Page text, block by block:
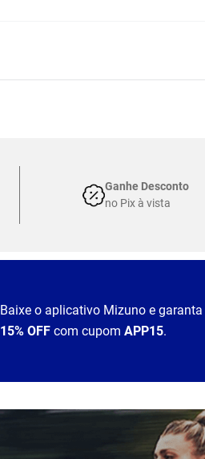
Ganhe Desconto
no Pix à vista
Baixe o aplicativo Mizuno e garanta
15% OFF com cupomAPP15.